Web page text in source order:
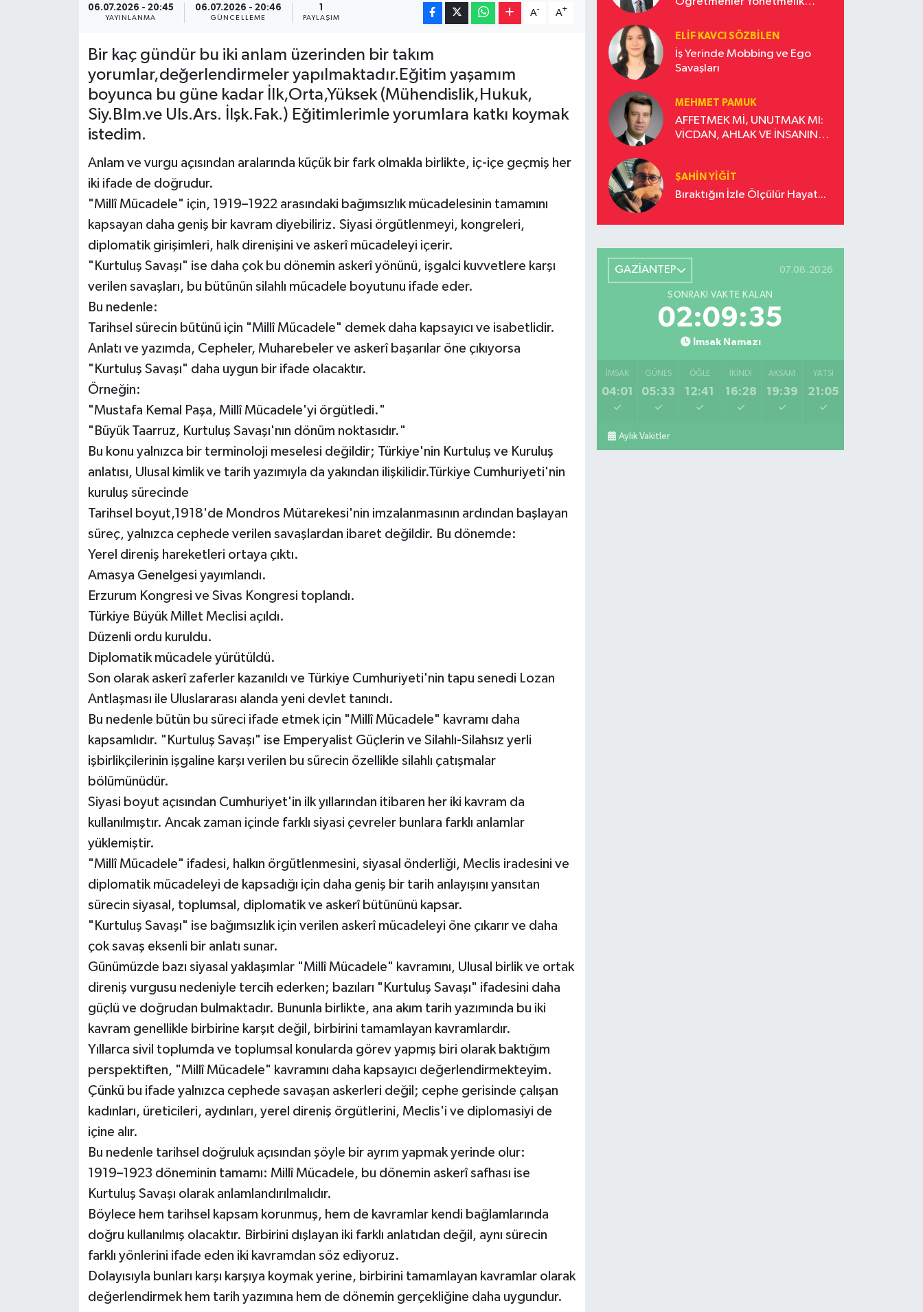
06.07.2026 - 20:45
YAYINLANMA
06.07.2026 - 20:46
GÜNCELLEME PAYLAŞIM
A- A+
Bir kaç gündür bu iki anlam üzerinden bir takım
yorumlar,değerlendirmeler yapılmaktadır.Eğitim yaşamım
boyunca bu güne kadar İlk,Orta,Yüksek (Mühendislik,Hukuk,
Siy.Blm.ve Uls.Ars. İlşk.Fak.) Eğitimlerimle yorumlara katkı koymak
istedim.
Anlam ve vurgu açısından aralarında küçük bir fark olmakla birlikte, iç-içe geçmiş her
iki ifade de doğrudur.
"Millî Mücadele" için, 1919–1922 arasındaki bağımsızlık mücadelesinin tamamını
kapsayan daha geniş bir kavram diyebiliriz. Siyasi örgütlenmeyi, kongreleri,
diplomatik girişimleri, halk direnişini ve askerî mücadeleyi içerir.
"Kurtuluş Savaşı" ise daha çok bu dönemin askerî yönünü, işgalci kuvvetlere karşı
verilen savaşları, bu bütünün silahlı mücadele boyutunu ifade eder.
Bu nedenle:
Tarihsel sürecin bütünü için "Millî Mücadele" demek daha kapsayıcı ve isabetlidir.
Anlatı ve yazımda, Cepheler, Muharebeler ve askerî başarılar öne çıkıyorsa
"Kurtuluş Savaşı" daha uygun bir ifade olacaktır.
Örneğin:
"Mustafa Kemal Paşa, Millî Mücadele'yi örgütledi."
"Büyük Taarruz, Kurtuluş Savaşı'nın dönüm noktasıdır."
Bu konu yalnızca bir terminoloji meselesi değildir; Türkiye'nin Kurtuluş ve Kuruluş
anlatısı, Ulusal kimlik ve tarih yazımıyla da yakından ilişkilidir.Türkiye Cumhuriyeti'nin
kuruluş sürecinde
Tarihsel boyut,1918'de Mondros Mütarekesi'nin imzalanmasının ardından başlayan
süreç, yalnızca cephede verilen savaşlardan ibaret değildir. Bu dönemde:
Yerel direniş hareketleri ortaya çıktı.
Amasya Genelgesi yayımlandı.
Erzurum Kongresi ve Sivas Kongresi toplandı.
Türkiye Büyük Millet Meclisi açıldı.
Düzenli ordu kuruldu.
Diplomatik mücadele yürütüldü.
Son olarak askerî zaferler kazanıldı ve Türkiye Cumhuriyeti'nin tapu senedi Lozan
Antlaşması ile Uluslararası alanda yeni devlet tanındı.
Bu nedenle bütün bu süreci ifade etmek için "Millî Mücadele" kavramı daha
kapsamlıdır. "Kurtuluş Savaşı" ise Emperyalist Güçlerin ve Silahlı-Silahsız yerli
işbirlikçilerinin işgaline karşı verilen bu sürecin özellikle silahlı çatışmalar
bölümünüdür.
Siyasi boyut açısından Cumhuriyet'in ilk yıllarından itibaren her iki kavram da
kullanılmıştır. Ancak zaman içinde farklı siyasi çevreler bunlara farklı anlamlar
yüklemiştir.
"Millî Mücadele" ifadesi, halkın örgütlenmesini, siyasal önderliği, Meclis iradesini ve
diplomatik mücadeleyi de kapsadığı için daha geniş bir tarih anlayışını yansıtan
sürecin siyasal, toplumsal, diplomatik ve askerî bütününü kapsar.
"Kurtuluş Savaşı" ise bağımsızlık için verilen askerî mücadeleyi öne çıkarır ve daha
çok savaş eksenli bir anlatı sunar.
Günümüzde bazı siyasal yaklaşımlar "Millî Mücadele" kavramını, Ulusal birlik ve ortak
direniş vurgusu nedeniyle tercih ederken; bazıları "Kurtuluş Savaşı" ifadesini daha
güçlü ve doğrudan bulmaktadır. Bununla birlikte, ana akım tarih yazımında bu iki
kavram genellikle birbirine karşıt değil, birbirini tamamlayan kavramlardır.
Yıllarca sivil toplumda ve toplumsal konularda görev yapmış biri olarak baktığım
perspektiften, "Millî Mücadele" kavramını daha kapsayıcı değerlendirmekteyim.
Çünkü bu ifade yalnızca cephede savaşan askerleri değil; cephe gerisinde çalışan
kadınları, üreticileri, aydınları, yerel direniş örgütlerini, Meclis'i ve diplomasiyi de
içine alır.
Bu nedenle tarihsel doğruluk açısından şöyle bir ayrım yapmak yerinde olur:
1919–1923 döneminin tamamı: Millî Mücadele, bu dönemin askerî safhası ise
Kurtuluş Savaşı olarak anlamlandırılmalıdır.
Böylece hem tarihsel kapsam korunmuş, hem de kavramlar kendi bağlamlarında
doğru kullanılmış olacaktır. Birbirini dışlayan iki farklı anlatıdan değil, aynı sürecin
farklı yönlerini ifade eden iki kavramdan söz ediyoruz.
Dolayısıyla bunları karşı karşıya koymak yerine, birbirini tamamlayan kavramlar olarak
değerlendirmek hem tarih yazımına hem de dönemin gerçekliğine daha uygundur.
ELIF KAVCI SÖZBILEN
İş Yerinde Mobbing ve Ego
Savaşları
MEHMET PAMUK
AFFETMEK Mİ, UNUTMAK MI:
VİCDAN, AHLAK VE İNSANIN
ŞAHIN YIĞIT
Bıraktığın İzle Ölçülür Hayat...
GAZİANTEP 07.08.2026
SONRAKI VAKTE KALAN
02:09:34
İmsak Namazı
İMSAK
04:01
GÜNEŞ
05:33
ÖĞLE
12:41
İKINDI
16:28
AKŞAM
19:39
YATSI
21:05
Aylık Vakitler
Resmi İlanlar
Sinemalar
Yeme-İçme